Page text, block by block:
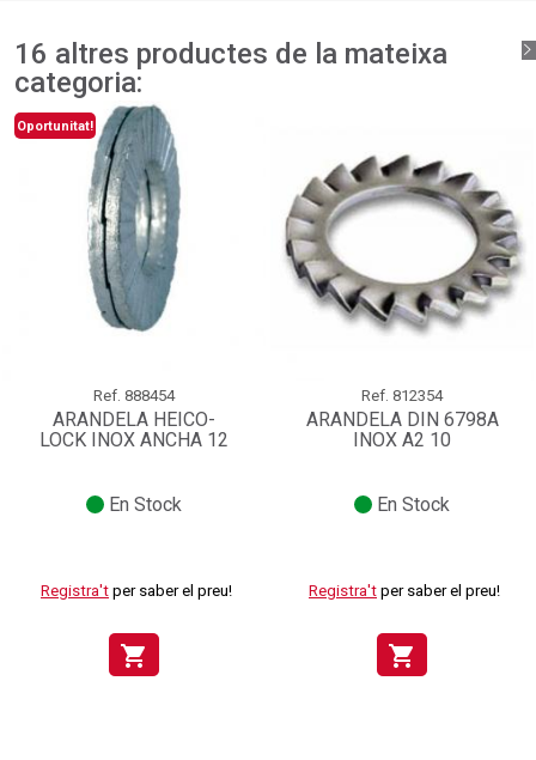
16 altres productes de la mateixa
categoria:
Oportunitat!
Ref. 888454
ARANDELA HEICO-
LOCK INOX ANCHA 12
En Stock
Registra't per saber el preu!
shopping_cart
Ref. 812354
ARANDELA DIN 6798A
INOX A2 10
En Stock
Registra't per saber el preu!
shopping_cart